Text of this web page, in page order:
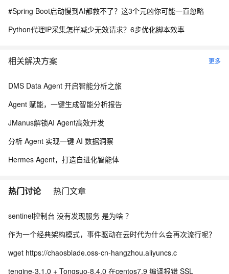
#Spring Boot启动慢到AI都救不了？这3个元凶你可能一直忽略
Python代理IP采集怎样减少无效请求？6步优化脚本效率
相关解决方案 更多
DMS Data Agent 开启智能分析之旅
Agent 赋能，一键生成智能分析报告
JManus解锁AI Agent高效开发
分析 Agent 实现一键 AI 数据洞察
Hermes Agent，打造自进化智能体
热门讨论 热门文章
sentinel控制台 没有发现服务 是为啥 ？
作为一个经典架构模式，事件驱动在云时代为什么会再次流行呢？
wget https://chaosblade.oss-cn-hangzhou.aliyuncs.c
tengine-3.1.0 + Tongsuo-8.4.0 在centos7.9 编译报错 SSL